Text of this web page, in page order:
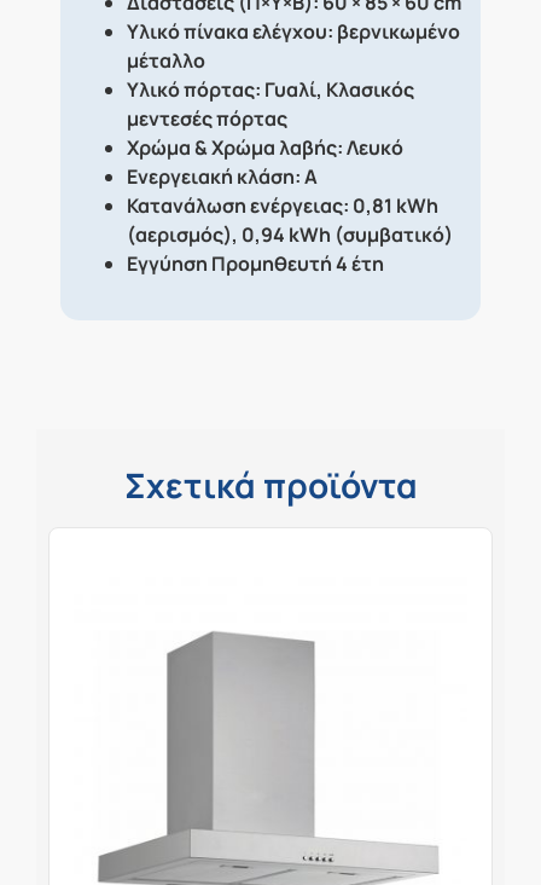
Υλικό πίνακα ελέγχου: βερνικωμένο
μέταλλο
Υλικό πόρτας: Γυαλί, Κλασικός
μεντεσές πόρτας
Χρώμα & Χρώμα λαβής: Λευκό
Ενεργειακή κλάση: Α
Κατανάλωση ενέργειας: 0,81 kWh
(αερισμός), 0,94 kWh (συμβατικό)
Εγγύηση Προμηθευτή 4 έτη
Σχετικά προϊόντα